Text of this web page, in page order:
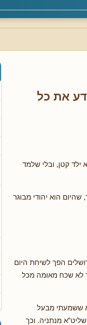
את כל
ילד קטן, ובלי שלמד
הוא יהודי מבוגר
הפך לשיחת היום
לא שכח מאומה מכל
ששמעתי מבעל
מנתניה. וכך